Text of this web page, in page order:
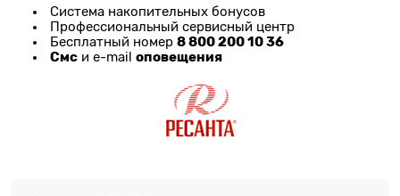
Система накопительных бонусов
Профессиональный сервисный центр
Бесплатный номер 8 800 200 10 36
Смс и e-mail оповещения